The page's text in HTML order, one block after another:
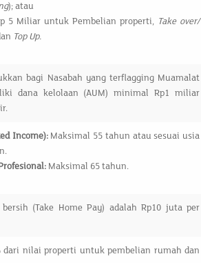
); atau
5 Miliar untuk Pembelian properti, Take over/
Top Up.
bagi Nasabah yang terflagging Muamalat
dana kelolaan (AUM) minimal Rp1 miliar
Income): Maksimal 55 tahun atau sesuai usia
Maksimal 65 tahun.
(Take Home Pay) adalah Rp10 juta per
dari nilai properti untuk pembelian rumah dan